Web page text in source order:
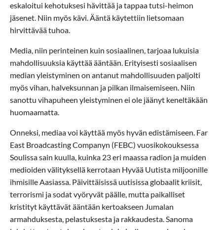
eskaloitui kehotuksesi hävittää ja tappaa tutsi-heimon
jäsenet. Niin myös kävi. Ääntä käytettiin lietsomaan
hirvittävää tuhoa.
Media, niin perinteinen kuin sosiaalinen, tarjoaa lukuisia
mahdollisuuksia käyttää ääntään. Erityisesti sosiaalisen
median yleistyminen on antanut mahdollisuuden paljolti
myös vihan, halveksunnan ja pilkan ilmaisemiseen. Niin
sanottu vihapuheen yleistyminen ei ole jäänyt keneltäkään
huomaamatta.
Onneksi, mediaa voi käyttää myös hyvän edistämiseen. Far
East Broadcasting Companyn (FEBC) vuosikokouksessa
Soulissa sain kuulla, kuinka 23 eri maassa radion ja muiden
medioiden välityksellä kerrotaan Hyvää Uutista miljoonille
ihmisille Aasiassa. Päivittäisissä uutisissa globaalit kriisit,
terrorismi ja sodat vyöryvät päälle, mutta paikalliset
kristityt käyttävät ääntään kertoakseen Jumalan
armahduksesta, pelastuksesta ja rakkaudesta. Sanoma